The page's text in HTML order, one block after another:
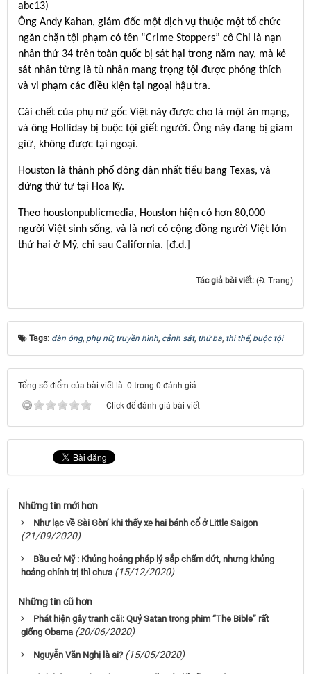
abc13)
Ông Andy Kahan, giám đốc một dịch vụ thuộc một tổ chức
ngăn chặn tội phạm có tên “Crime Stoppers” cô Chi là nạn
nhân thứ 34 trên toàn quốc bị sát hại trong năm nay, mà kẻ
sát nhân từng là tù nhân mang trọng tội được phóng thích
và vi phạm các điều kiện tại ngoại hậu tra.
Cái chết của phụ nữ gốc Việt này được cho là một án mạng,
và ông Holliday bị buộc tội giết người. Ông này đang bị giam
giữ, không được tại ngoại.
Houston là thành phố đông dân nhất tiểu bang Texas, và
đứng thứ tư tại Hoa Kỳ.
Theo houstonpublicmedia, Houston hiện có hơn 80,000
người Việt sinh sống, và là nơi có cộng đồng người Việt lớn
thứ hai ở Mỹ, chỉ sau California.
[đ.d.]
Tác giả bài viết: (Đ. Trang)
Tags: đàn ông, phụ nữ, truyền hình, cảnh sát, thứ ba, thi thể, buộc tội
Tổng số điểm của bài viết là: 0 trong 0 đánh giá
Click để đánh giá bài viết
Những tin mới hơn
Như lạc về Sài Gòn’ khi thấy xe hai bánh cổ ở Little Saigon
(21/09/2020)
Bầu cử Mỹ : Khủng hoảng pháp lý sắp chấm dứt, nhưng khủng
hoảng chính trị thì chưa (15/12/2020)
Những tin cũ hơn
Phát hiện gây tranh cãi: Quỷ Satan trong phim “The Bible” rất
giống Obama (20/06/2020)
Nguyễn Văn Nghị là ai? (15/05/2020)